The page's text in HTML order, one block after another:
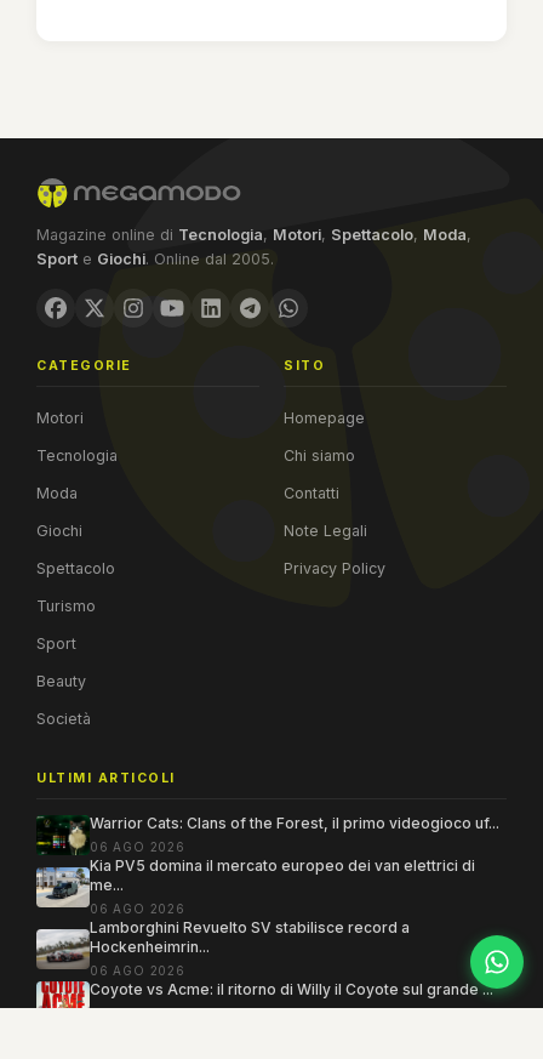
Magazine online di Tecnologia, Motori, Spettacolo, Moda,
Sport e Giochi. Online dal 2005.
CATEGORIE
Motori
Tecnologia
Moda
Giochi
Spettacolo
Turismo
Sport
Beauty
Società
SITO
Homepage
Chi siamo
Contatti
Note Legali
Privacy Policy
ULTIMI ARTICOLI
Warrior Cats: Clans of the Forest, il primo videogioco uf...
06 AGO 2026
Kia PV5 domina il mercato europeo dei van elettrici di
me...
06 AGO 2026
Lamborghini Revuelto SV stabilisce record a
Hockenheimrin...
06 AGO 2026
Coyote vs Acme: il ritorno di Willy il Coyote sul grande ...
06 AGO 2026